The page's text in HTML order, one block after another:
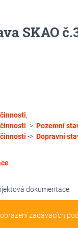
SKAO
,
-> Pozemní
-> Dopravní
dokumentace
zadávacích